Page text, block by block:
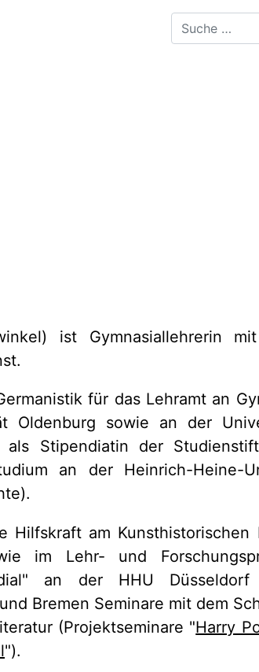
ist Gymnasiallehrerin
für das Lehramt an
Oldenburg sowie an der
Stipendiatin der
an der Heinrich-Heine-
Hilfskraft am Kunsthistorischen
im Lehr- und
an der HHU
Bremen Seminare mit dem
(Projektseminare "Harry
").